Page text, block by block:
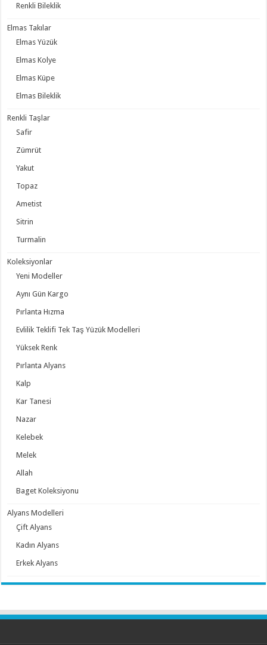
Renkli Bileklik
Elmas Takılar
Elmas Yüzük
Elmas Kolye
Elmas Küpe
Elmas Bileklik
Renkli Taşlar
Safir
Zümrüt
Yakut
Topaz
Ametist
Sitrin
Turmalin
Koleksiyonlar
Yeni Modeller
Aynı Gün Kargo
Pırlanta Hızma
Evlilik Teklifi Tek Taş Yüzük Modelleri
Yüksek Renk
Pırlanta Alyans
Kalp
Kar Tanesi
Nazar
Kelebek
Melek
Allah
Baget Koleksiyonu
Alyans Modelleri
Çift Alyans
Kadın Alyans
Erkek Alyans